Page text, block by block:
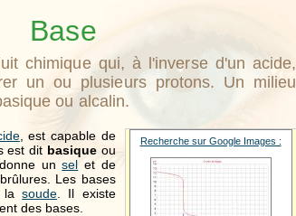
Base
chimique qui, à l'inverse d'un acide,
un ou plusieurs protons. Un milieu
ou alcalin.
Recherche sur Google Images :
, est capable de
est dit basiqueou
unsel et de
Les bases
lasoude . Il existe
des bases.